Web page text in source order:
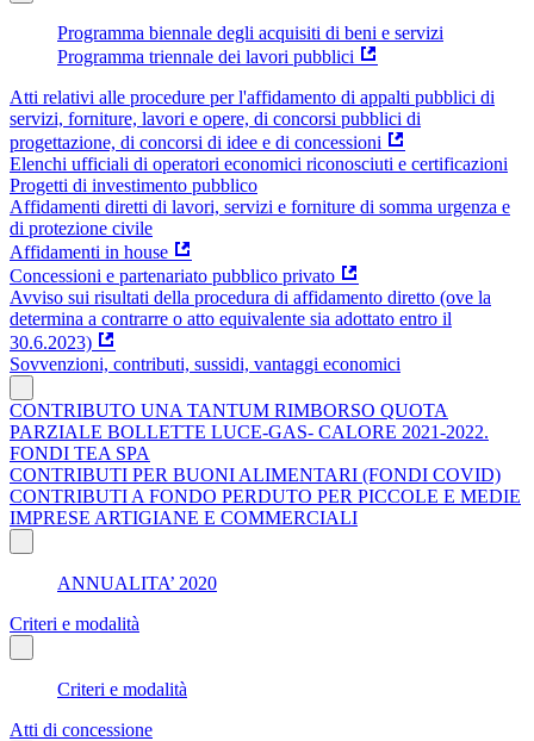
Programma biennale degli acquisiti di beni e servizi
Programma triennale dei lavori pubblici
Atti relativi alle procedure per l'affidamento di appalti pubblici di
servizi, forniture, lavori e opere, di concorsi pubblici di
progettazione, di concorsi di idee e di concessioni
Elenchi ufficiali di operatori economici riconosciuti e certificazioni
Progetti di investimento pubblico
Affidamenti diretti di lavori, servizi e forniture di somma urgenza e
di protezione civile
Affidamenti in house
Concessioni e partenariato pubblico privato
Avviso sui risultati della procedura di affidamento diretto (ove la
determina a contrarre o atto equivalente sia adottato entro il
30.6.2023)
Sovvenzioni, contributi, sussidi, vantaggi economici
CONTRIBUTO UNA TANTUM RIMBORSO QUOTA
PARZIALE BOLLETTE LUCE-GAS- CALORE 2021-2022.
FONDI TEA SPA
CONTRIBUTI PER BUONI ALIMENTARI (FONDI COVID)
CONTRIBUTI A FONDO PERDUTO PER PICCOLE E MEDIE
IMPRESE ARTIGIANE E COMMERCIALI
ANNUALITA’ 2020
Criteri e modalità
Criteri e modalità
Atti di concessione